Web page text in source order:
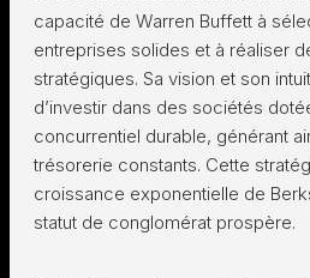
capacité de Warren Buffett à
entreprises solides et à réaliser
stratégiques. Sa vision et son
d’investir dans des sociétés
concurrentiel durable, générant
trésorerie constants. Cette
croissance exponentielle de
statut de conglomérat prospère.